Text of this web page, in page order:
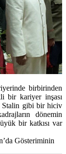
birbirinden
bir kariyer inşası
Stalin gibi bir hiciv
dönemin
bir katkısı var
Gösteriminin